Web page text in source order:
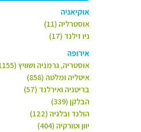
אוקיאניה
אוסטרליה (11)
ניו זילנד (17)
אירופה
אוסטריה, גרמניה ושוויץ (1155)
איטליה ומלטה (858)
בריטניה ואירלנד (57)
הבלקן (339)
הולנד ובלגיה (122)
יוון וטורקיה (404)